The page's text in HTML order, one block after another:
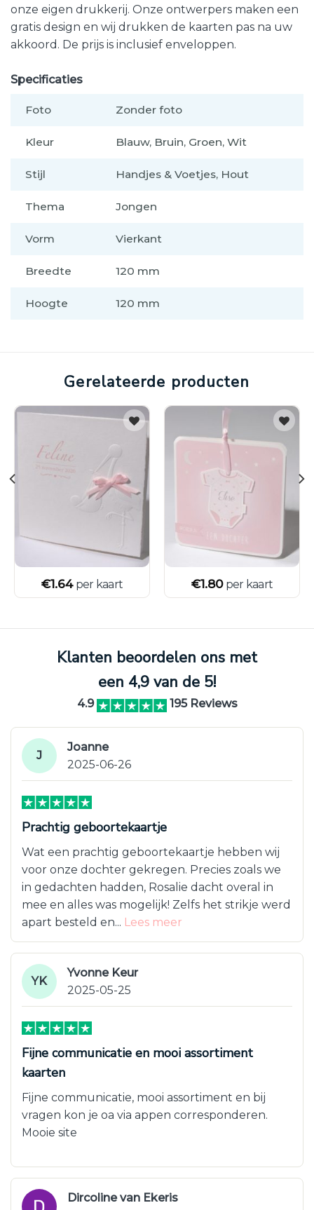
onze eigen drukkerij. Onze ontwerpers maken een
gratis design en wij drukken de kaarten pas na uw
akkoord. De prijs is inclusief enveloppen.
Specificaties
Foto Zonder foto
Kleur Blauw, Bruin, Groen, Wit
Stijl Handjes & Voetjes, Hout
Thema Jongen
Vorm Vierkant
Breedte 120 mm
Hoogte 120 mm
Gerelateerde producten
€1.64 per kaart €1.80 per kaart
Klanten beoordelen ons met
een 4,9 van de 5!
4.9 195 Reviews
J
Joanne
2025-06-26
Prachtig geboortekaartje
Wat een prachtig geboortekaartje hebben wij
voor onze dochter gekregen. Precies zoals we
in gedachten hadden, Rosalie dacht overal in
mee en alles was mogelijk! Zelfs het strikje werd
apart besteld en... Lees meer
YK
Yvonne Keur
2025-05-25
Fijne communicatie en mooi assortiment
kaarten
Fijne communicatie, mooi assortiment en bij
vragen kon je oa via appen corresponderen.
Mooie site
Dircoline van Ekeris